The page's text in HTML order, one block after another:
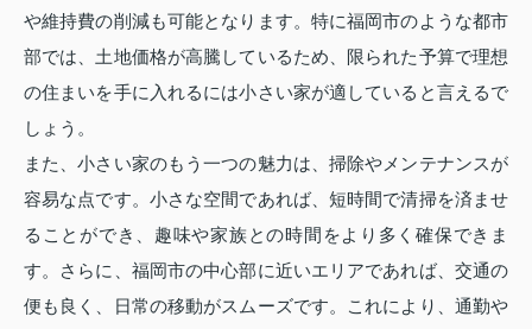
や維持費の削減も可能となります。特に福岡市のような都市
部では、土地価格が高騰しているため、限られた予算で理想
の住まいを手に入れるには小さい家が適していると言えるで
しょう。
また、小さい家のもう一つの魅力は、掃除やメンテナンスが
容易な点です。小さな空間であれば、短時間で清掃を済ませ
ることができ、趣味や家族との時間をより多く確保できま
す。さらに、福岡市の中心部に近いエリアであれば、交通の
便も良く、日常の移動がスムーズです。これにより、通勤や